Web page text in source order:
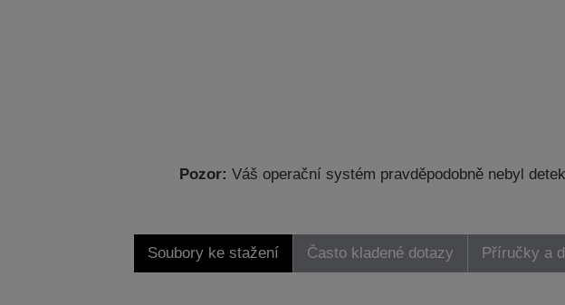
Pozor: Váš operační systém pravděpodobně nebyl
Soubory ke stažení Často kladené dotazy Příručky a